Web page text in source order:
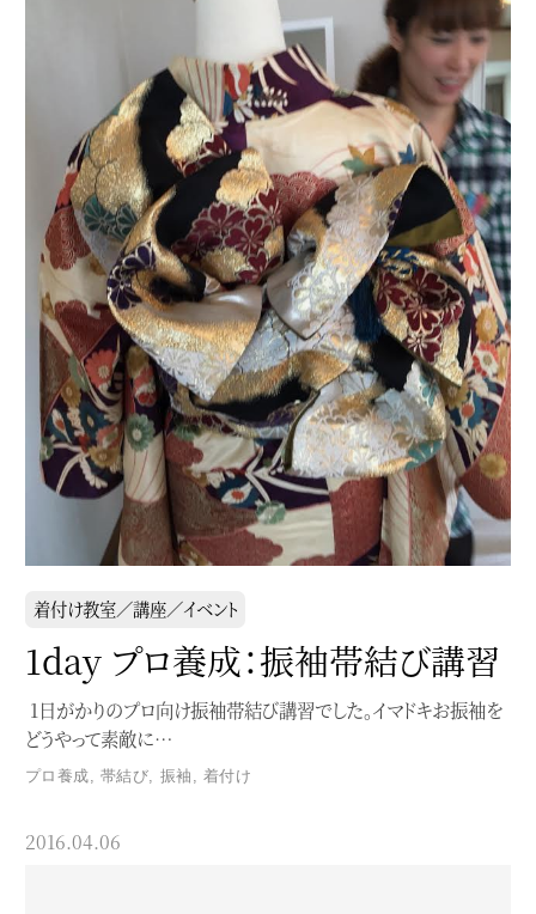
着付け教室／講座／イベント
1day プロ養成：振袖帯結び講習
1日がかりのプロ向け振袖帯結び講習でした。イマドキお振袖を
どうやって素敵に…
プロ養成 帯結び 振袖 着付け
2016.04.06